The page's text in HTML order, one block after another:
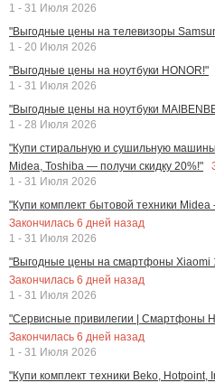
1 - 31 Июля 2026
"Выгодные цены на телевизоры
1 - 20 Июля 2026
"Выгодные цены на ноутбуки HONOR!"
1 - 31 Июля 2026
"Выгодные цены на ноутбуки
1 - 28 Июля 2026
"Купи стиральную и сушильную
Midea, Toshiba — получи скидку 20%!"
1 - 31 Июля 2026
"Купи комплект бытовой техники Midea
Закончилась 6 дней назад
1 - 31 Июля 2026
"Выгодные цены на смартфоны Xiaomi
Закончилась 6 дней назад
1 - 31 Июля 2026
"Сервисные привилегии | Смартфоны
Закончилась 6 дней назад
1 - 31 Июля 2026
"Купи комплект техники Beko, Hotpoint,